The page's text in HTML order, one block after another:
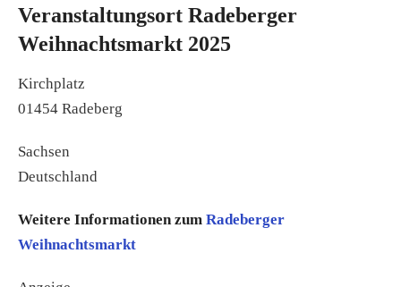
Veranstaltungsort Radeberger
Weihnachtsmarkt 2025
Kirchplatz
01454 Radeberg
Sachsen
Deutschland
Weitere Informationen zum Radeberger
Weihnachtsmarkt